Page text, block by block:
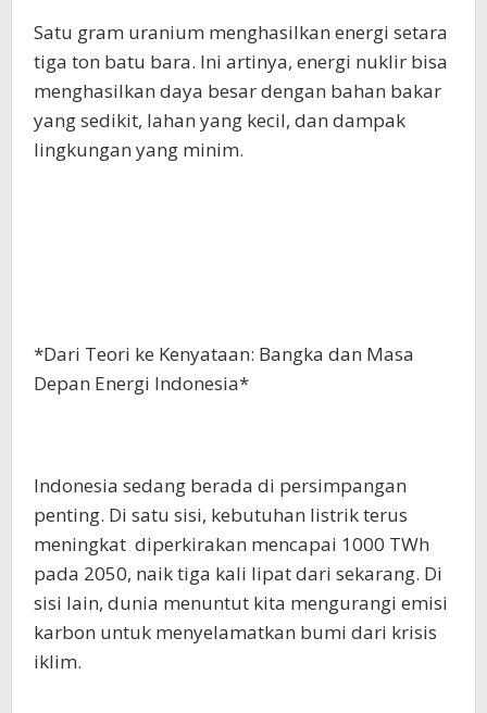
Satu gram uranium menghasilkan energi setara
tiga ton batu bara. Ini artinya, energi nuklir bisa
menghasilkan daya besar dengan bahan bakar
yang sedikit, lahan yang kecil, dan dampak
lingkungan yang minim.
*Dari Teori ke Kenyataan: Bangka dan Masa
Depan Energi Indonesia*
Indonesia sedang berada di persimpangan
penting. Di satu sisi, kebutuhan listrik terus
meningkat diperkirakan mencapai 1000 TWh
pada 2050, naik tiga kali lipat dari sekarang. Di
sisi lain, dunia menuntut kita mengurangi emisi
karbon untuk menyelamatkan bumi dari krisis
iklim.